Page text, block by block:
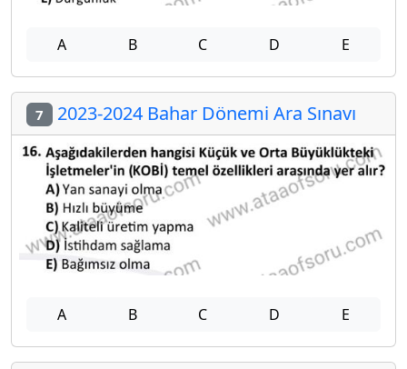
A B C D E
7 2023-2024 Bahar Dönemi Ara Sınavı
A B C D E